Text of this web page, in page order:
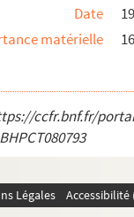
(1908-1988)
; journaliste)
1938)
(18..-19.. ;
(1825-1897)
(1882-1938)
Date
matérielle
ccfr.bnf.fr/
Légales